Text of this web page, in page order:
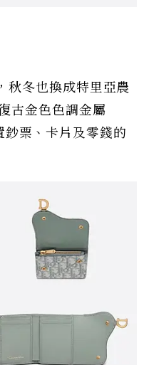
冬也換成特里亞農
古金色色調金屬
鈔票、卡片及零錢的